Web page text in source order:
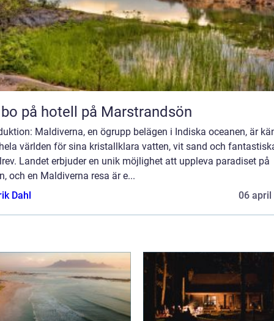
på hotell på Marstrandsön
Maldiverna, en ögrupp belägen i Indiska oceanen, är
världen för sina kristallklara vatten, vit sand och
Landet erbjuder en unik möjlighet att uppleva paradiset på
och en Maldiverna resa är e...
Dahl
06 april